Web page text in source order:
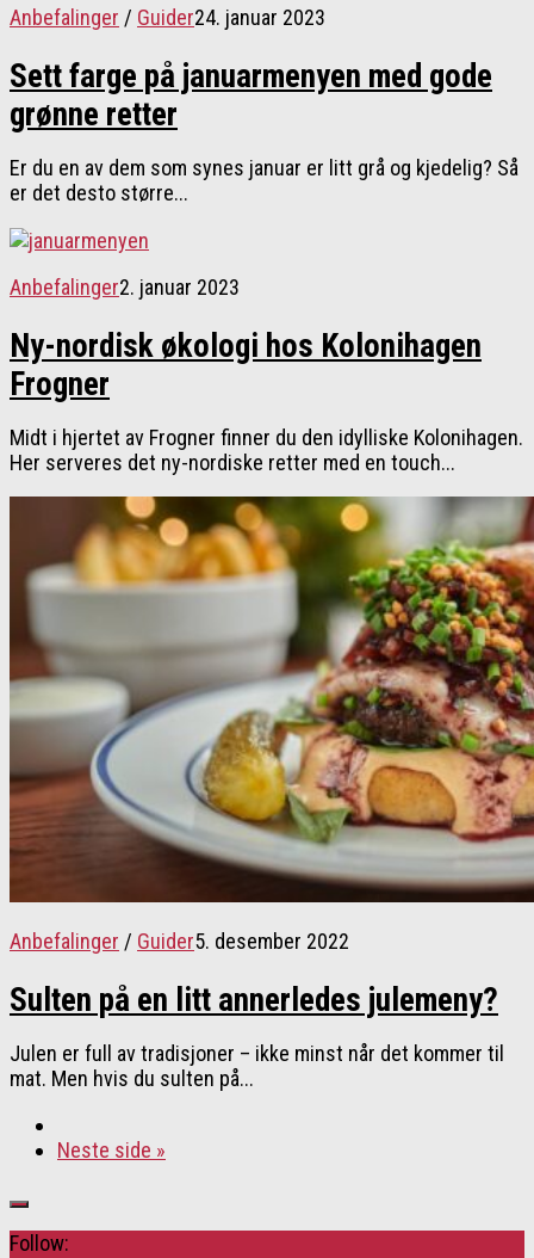
Anbefalinger / Guider24. januar 2023
Sett farge på januarmenyen med gode
grønne retter
Er du en av dem som synes januar er litt grå og kjedelig? Så
er det desto større...
Anbefalinger2. januar 2023
Ny-nordisk økologi hos Kolonihagen
Frogner
Midt i hjertet av Frogner finner du den idylliske Kolonihagen.
Her serveres det ny-nordiske retter med en touch...
Anbefalinger / Guider5. desember 2022
Sulten på en litt annerledes julemeny?
Julen er full av tradisjoner – ikke minst når det kommer til
mat. Men hvis du sulten på...
Neste side »
Follow: